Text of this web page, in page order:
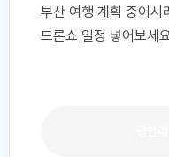
부산 여행 계획 중이시
드론쇼 일정 넣어보세